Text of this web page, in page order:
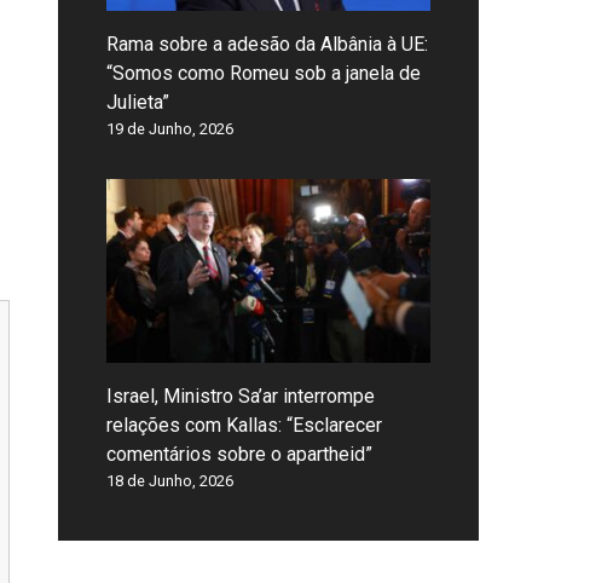
Rama sobre a adesão da Albânia à UE:
“Somos como Romeu sob a janela de
Julieta”
19 de Junho, 2026
Israel, Ministro Sa’ar interrompe
relações com Kallas: “Esclarecer
comentários sobre o apartheid”
18 de Junho, 2026